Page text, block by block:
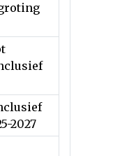
2027